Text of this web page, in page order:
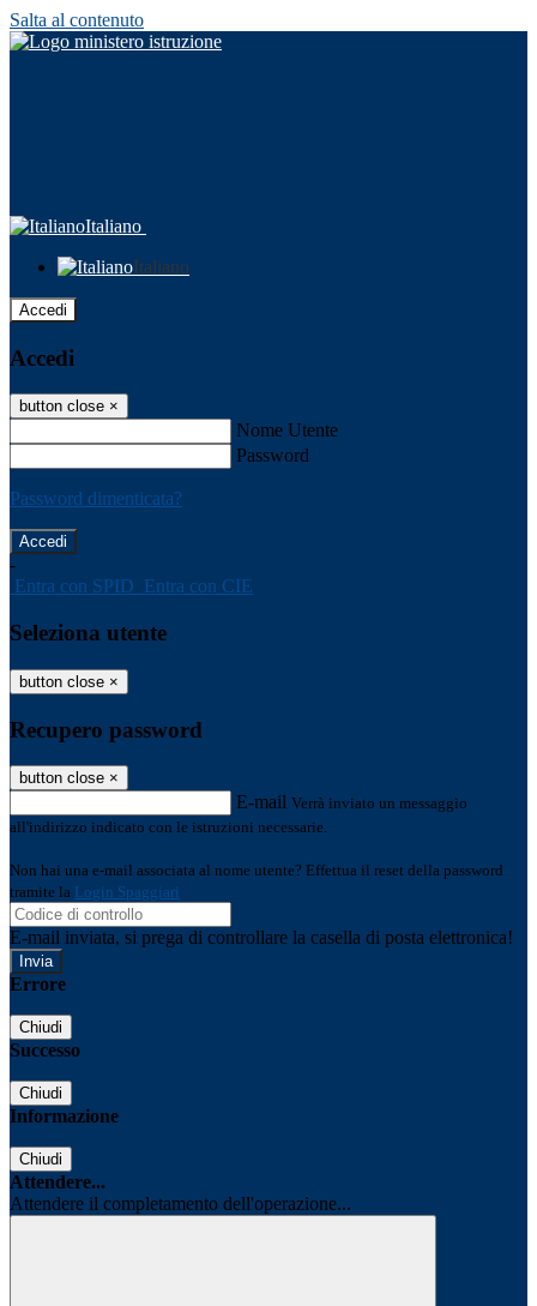
Salta al contenuto
Italiano
Italiano
Accedi
Accedi
button close ×
Nome Utente
Password
Password dimenticata?
-
Entra con SPID Entra con CIE
Seleziona utente
button close ×
Recupero password
button close ×
E-mail Verrà inviato un messaggio
all'indirizzo indicato con le istruzioni necessarie.
Non hai una e-mail associata al nome utente? Effettua il reset della password
tramite la Login Spaggiari
E-mail inviata, si prega di controllare la casella di posta elettronica!
Errore
Chiudi
Successo
Chiudi
Informazione
Chiudi
Attendere...
Attendere il completamento dell'operazione...